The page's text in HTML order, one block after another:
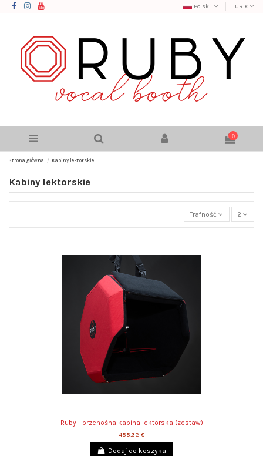
Polski EUR €
0
Strona główna Kabiny lektorskie
Kabiny lektorskie
Trafność 2
Ruby - przenośna kabina lektorska (zestaw)
455,32 €
Dodaj do koszyka